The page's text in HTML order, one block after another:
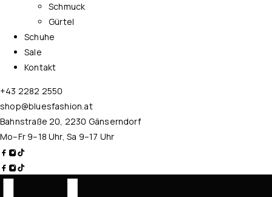
Schmuck
Gürtel
Schuhe
Sale
Kontakt
+43 2282 2550
shop@bluesfashion.at
Bahnstraße 20, 2230 Gänserndorf
Mo–Fr 9–18 Uhr, Sa 9–17 Uhr